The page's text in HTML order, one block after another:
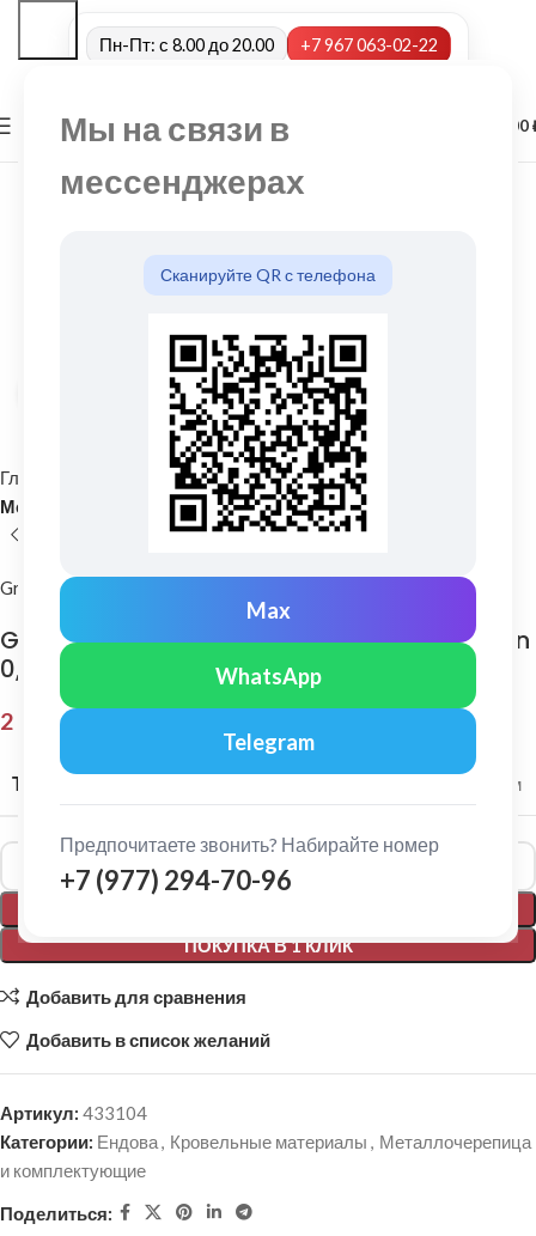
Мы на связи в
мессенджерах
Сканируйте QR с телефона
Max
WhatsApp
Telegram
Предпочитаете звонить? Набирайте номер
+7 (977) 294-70-96
Пн-Пт: с 8.00 до 20.00 +7 967 063-02-22
МЕНЮ 0,00
Нажмите, чтобы увеличить
Главная
Кровельные материалы
Металлочерепица и комплектующие
Grand Line
Grand Line: Ендова верхняя 145х145 мм Satin
0,5мм Ral 6005
2 152,00
ТОЛЩИНА МЕТАЛЛА 0,5 мм
ПОКУПКА В 1 КЛИК
Alternative:
Добавить для сравнения
Добавить в список желаний
Артикул: 433104
Категории: Ендова, Кровельные материалы , Металлочерепица
и комплектующие
Поделиться: